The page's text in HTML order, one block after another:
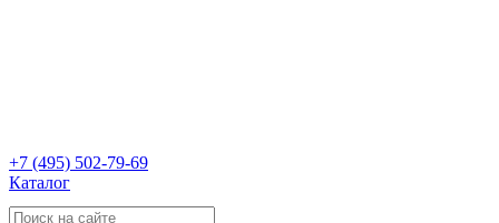
+7 (495) 502-79-69
Каталог